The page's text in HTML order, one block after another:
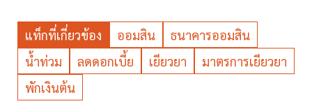
แท็กที่เกี่ยวข้อง ออมสิน
ธนาคารออมสิน
น้ำท่วม
ลดดอกเบี้ย เยียวยา
มาตรการเยียวยา
พักเงินต้น